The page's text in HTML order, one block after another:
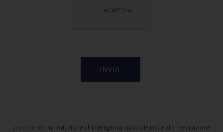
precedente: introduzione all’intelligenza spirituale (sq) e alla meditazione